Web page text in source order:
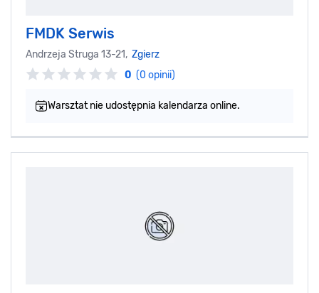
FMDK Serwis
Andrzeja Struga 13-21, Zgierz
0 (0 opinii)
Warsztat nie udostępnia kalendarza online.